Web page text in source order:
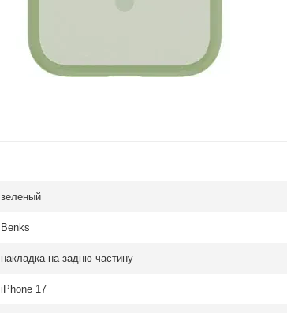
зеленый
Benks
накладка на задню частину
iPhone 17